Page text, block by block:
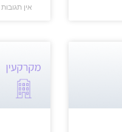
אין תגובות